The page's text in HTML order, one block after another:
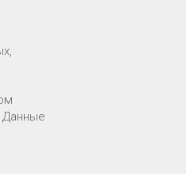
Данные